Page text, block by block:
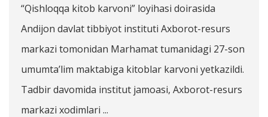
“Qishloqqa kitob karvoni” loyihasi doirasida
Andijon davlat tibbiyot instituti Axborot-resurs
markazi tomonidan Marhamat tumanidagi 27-son
umumta’lim maktabiga kitoblar karvoni yetkazildi.
Tadbir davomida institut jamoasi, Axborot-resurs
markazi xodimlari ...